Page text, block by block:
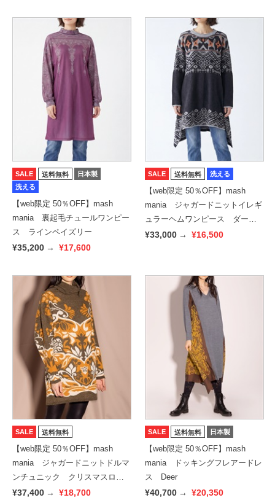
SALE 送料無料
日本製
洗える
【web限定 50％OFF】mash
mania 裏起毛チュールワンピー
ス ラインペイズリー
¥35,200 → ¥17,600
SALE 送料無料 洗える
【web限定 50％OFF】mash
mania ジャガードニットイレギ
ュラーヘムワンピース ダーラ
ナホース
¥33,000 → ¥16,500
SALE 送料無料
【web限定 50％OFF】mash
mania ジャガードニットドルマ
ンチュニック クリスマスロー
ズ
¥37,400 → ¥18,700
SALE 送料無料 日本製
【web限定 50％OFF】mash
mania ドッキングフレアードレ
ス Deer
¥40,700 → ¥20,350